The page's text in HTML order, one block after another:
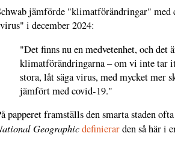
jämförde "klimatförändringar" med
i december 2024:
"Det finns nu en medvetenhet, och det
klimatförändringarna – om vi inte tar
stora, låt säga virus, med mycket mer
jämfört med covid-19."
papperet framställs den smarta staden
Geographicdefinierarden så här i